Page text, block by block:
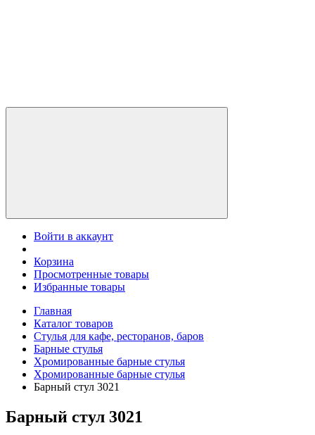
Войти в аккаунт
Корзина
Просмотренные товары
Избранные товары
Главная
Каталог товаров
Стулья для кафе, ресторанов, баров
Барные стулья
Хромированные барные стулья
Хромированные барные стулья
Барный стул 3021
Барный стул 3021